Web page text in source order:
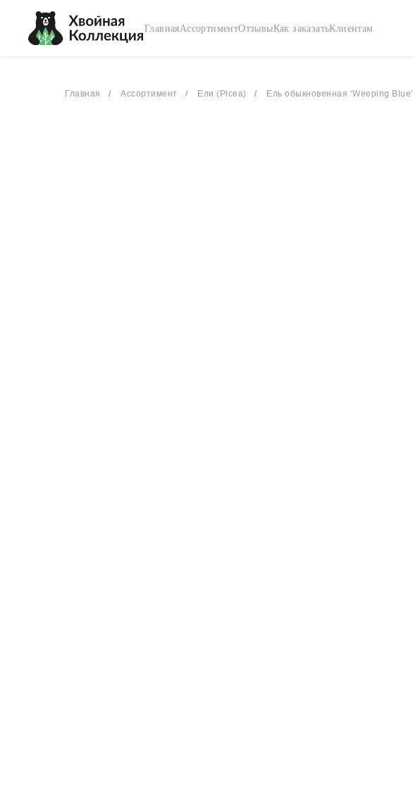
ГлавнаяАссортиментОтзывыКак заказатьКлиентам
Главная Ассортимент Ели (Picea) Ель обыкновенная ‘Weeping Blue’